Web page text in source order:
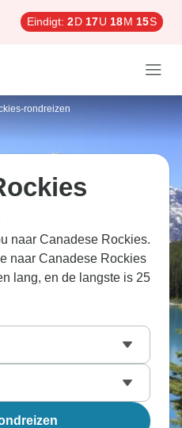
Eindigt: 2D 17U 18M 13S
rondreizen
naar Canadese Rockies.
naar Canadese Rockies
lang, en de langste is 25